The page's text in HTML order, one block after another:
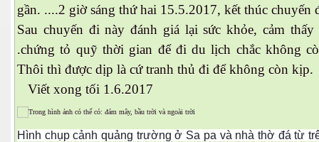
gần. ....2 giờ sáng thứ hai 15.5.2017, kết thúc
Sau chuyến đi này đánh giá lại sức khỏe, cảm
.chứng tỏ quỹ thời gian để đi du lịch chắc không
Thôi thì được dịp là cứ tranh thủ đi để không còn kịp.
Viết xong tối 1.6.2017
Hình chụp cảnh quảng trường ở Sa pa và nhà thờ đá từ